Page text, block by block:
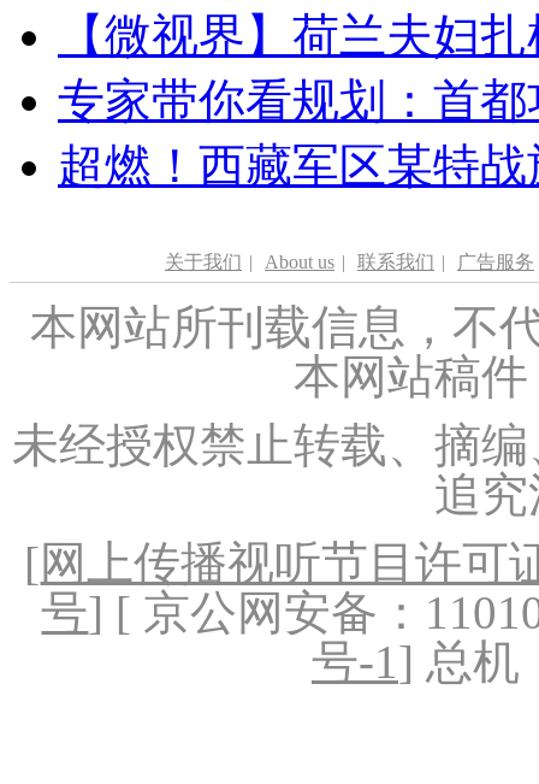
【微视界】荷兰夫妇
专家带你看规划：首
超燃！西藏军区某特
关于我们 | About us | 联系我们 | 广告服务
本网站所刊载信息，不
本网站稿
未经授权禁止转载、摘
追
[网上传播视听节目许可
号] [ 京公网安备：
号-1] 总机